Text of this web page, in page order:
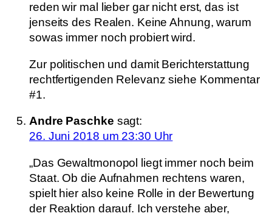
reden wir mal lieber gar nicht erst, das ist
jenseits des Realen. Keine Ahnung, warum
sowas immer noch probiert wird.
Zur politischen und damit Berichterstattung
rechtfertigenden Relevanz siehe Kommentar
#1.
Andre Paschke sagt:
26. Juni 2018 um 23:30 Uhr
„Das Gewaltmonopol liegt immer noch beim
Staat. Ob die Aufnahmen rechtens waren,
spielt hier also keine Rolle in der Bewertung
der Reaktion darauf. Ich verstehe aber,